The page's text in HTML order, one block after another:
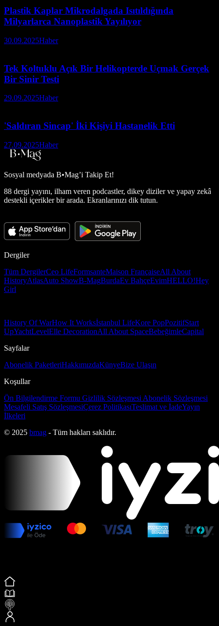
Plastik Kaplar Mikrodalgada Isıtıldığında
Milyarlarca Nanoplastik Yayılıyor
30.09.2025Haber
Tek Koltuklu Açık Bir Helikopterde Uçmak Gerçek
Bir Sinir Testi
29.09.2025Haber
'Saldıran Sincap' İki Kişiyi Hastanelik Etti
27.09.2025Haber
Sosyal medyada B•Mag’i Takip Et!
88 dergi yayını, ilham veren podcastler, dikey diziler ve yapay zekâ
destekli içerikler bir arada. Ekranlarınızı dik tutun.
Dergiler
Tüm DergilerCeo LifeFormsanteMaison FrançaiseAll About
HistoryAtlasAuto ShowB-MagBurdaEv BahçeEvimHELLO!Hey
Girl
History Of WarHow It Worksİstanbul LifeKore PopPozitifStart
UpYachtLevelElle DecorationAll About SpaceBebeğimleCapital
Sayfalar
Abonelik PaketleriHakkımızdaKünyeBize Ulaşın
Koşullar
Ön Bilgilendirme Formu Gizlilik Sözleşmesi Abonelik Sözleşmesi
Mesafeli Satış SözleşmesiÇerez PolitikasıTeslimat ve İadeYayın
İlkeleri
© 2025 bmag - Tüm hakları saklıdır.